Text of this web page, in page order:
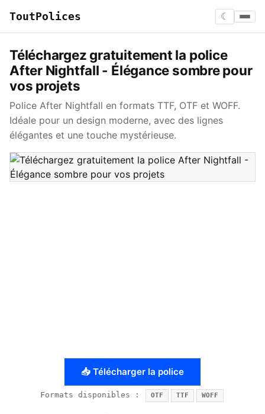
ToutPolices ☾
Téléchargez gratuitement la police
After Nightfall - Élégance sombre pour
vos projets
Police After Nightfall en formats TTF, OTF et WOFF.
Idéale pour un design moderne, avec des lignes
élégantes et une touche mystérieuse.
📥 Télécharger la police
Formats disponibles : OTF TTF WOFF